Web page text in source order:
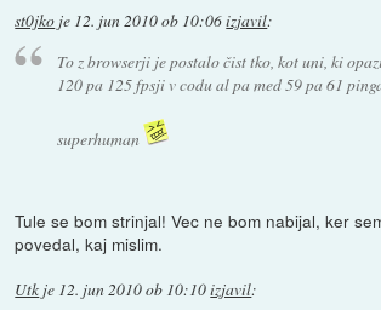
st0jko je 12. jun 2010 ob 10:06izjavil:
To z browserji je postalo čist tko, kot uni, ki
120 pa 125 fpsji v codu al pa med 59 pa 61
superhuman
Tule se bom strinjal! Vec ne bom nabijal, ker
povedal, kaj mislim.
Utk je 12. jun 2010 ob 10:10izjavil: